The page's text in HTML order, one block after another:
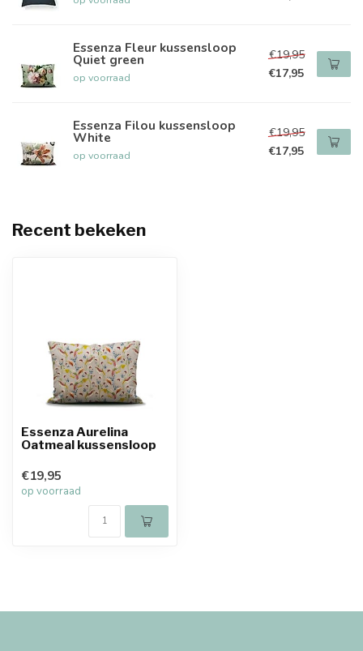
Essenza Fleur kussensloop
Quiet green
op voorraad
€19,95
€17,95
Essenza Filou kussensloop
White
op voorraad
€19,95
€17,95
Recent bekeken
Essenza Aurelina
Oatmeal kussensloop
€19,95
op voorraad